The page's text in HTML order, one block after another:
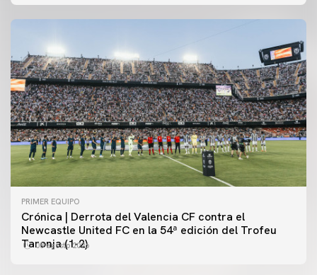
PRIMER EQUIPO
Crónica | Derrota del Valencia CF contra el
Newcastle United FC en la 54ª edición del Trofeu
Taronja (1-2)
08 agosto 2026